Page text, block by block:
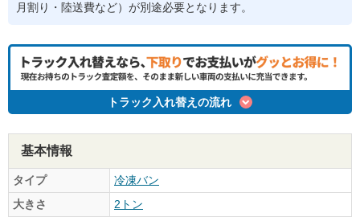
月割り・陸送費など）が別途必要となります。
トラック入れ替えの流れ
基本情報
タイプ
冷凍バン
大きさ
2トン